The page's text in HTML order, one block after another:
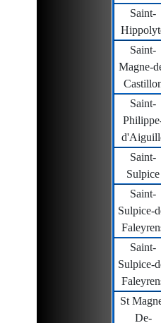
Saint-
Saint-
Magne-
Saint-
Saint-
Sulpice
Saint-
Sulpice-
Saint-
Sulpice-
St
De-